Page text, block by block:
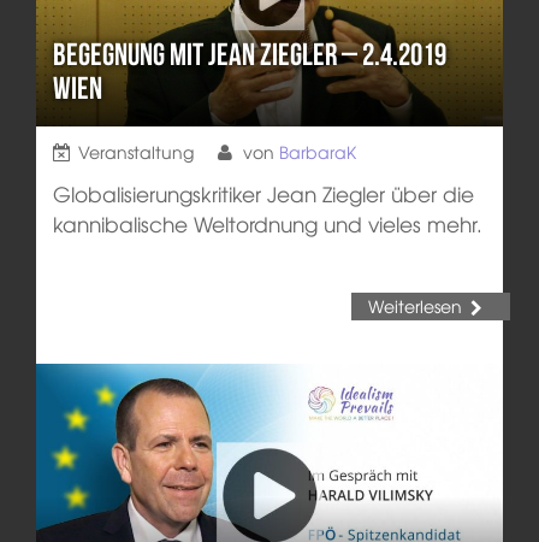
Begegnung mit Jean Ziegler – 2.4.2019
Wien
Veranstaltung von BarbaraK
Globalisierungskritiker Jean Ziegler über die
kannibalische Weltordnung und vieles mehr.
Weiterlesen